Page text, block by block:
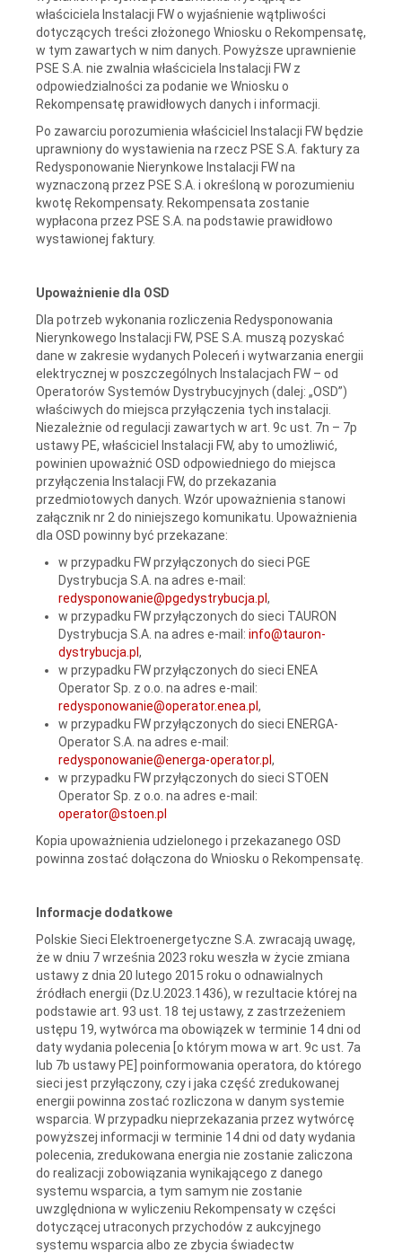
właściciela Instalacji FW o wyjaśnienie wątpliwości
dotyczących treści złożonego Wniosku o Rekompensatę,
w tym zawartych w nim danych. Powyższe uprawnienie
PSE S.A. nie zwalnia właściciela Instalacji FW z
odpowiedzialności za podanie we Wniosku o
Rekompensatę prawidłowych danych i informacji.
Po zawarciu porozumienia właściciel Instalacji FW będzie
uprawniony do wystawienia na rzecz PSE S.A. faktury za
Redysponowanie Nierynkowe Instalacji FW na
wyznaczoną przez PSE S.A. i określoną w porozumieniu
kwotę Rekompensaty. Rekompensata zostanie
wypłacona przez PSE S.A. na podstawie prawidłowo
wystawionej faktury.
Upoważnienie dla OSD
Dla potrzeb wykonania rozliczenia Redysponowania
Nierynkowego Instalacji FW, PSE S.A. muszą pozyskać
dane w zakresie wydanych Poleceń i wytwarzania energii
elektrycznej w poszczególnych Instalacjach FW – od
Operatorów Systemów Dystrybucyjnych (dalej: „OSD”)
właściwych do miejsca przyłączenia tych instalacji.
Niezależnie od regulacji zawartych w art. 9c ust. 7n – 7p
ustawy PE, właściciel Instalacji FW, aby to umożliwić,
powinien upoważnić OSD odpowiedniego do miejsca
przyłączenia Instalacji FW, do przekazania
przedmiotowych danych. Wzór upoważnienia stanowi
załącznik nr 2 do niniejszego komunikatu. Upoważnienia
dla OSD powinny być przekazane:
w przypadku FW przyłączonych do sieci PGE
Dystrybucja S.A. na adres e-mail:
redysponowanie@pgedystrybucja.pl ,
w przypadku FW przyłączonych do sieci TAURON
Dystrybucja S.A. na adres e-mail: info@tauron-
dystrybucja.pl ,
w przypadku FW przyłączonych do sieci ENEA
Operator Sp. z o.o. na adres e-mail:
redysponowanie@operator.enea.pl ,
w przypadku FW przyłączonych do sieci ENERGA-
Operator S.A. na adres e-mail:
redysponowanie@energa-operator.pl ,
w przypadku FW przyłączonych do sieci STOEN
Operator Sp. z o.o. na adres e-mail:
operator@stoen.pl
Kopia upoważnienia udzielonego i przekazanego OSD
powinna zostać dołączona do Wniosku o Rekompensatę.
Informacje dodatkowe
Polskie Sieci Elektroenergetyczne S.A. zwracają uwagę,
że w dniu 7 września 2023 roku weszła w życie zmiana
ustawy z dnia 20 lutego 2015 roku o odnawialnych
źródłach energii (Dz.U.2023.1436), w rezultacie której na
podstawie art. 93 ust. 18 tej ustawy, z zastrzeżeniem
ustępu 19, wytwórca ma obowiązek w terminie 14 dni od
daty wydania polecenia [o którym mowa w art. 9c ust. 7a
lub 7b ustawy PE] poinformowania operatora, do którego
sieci jest przyłączony, czy i jaka część zredukowanej
energii powinna zostać rozliczona w danym systemie
wsparcia. W przypadku nieprzekazania przez wytwórcę
powyższej informacji w terminie 14 dni od daty wydania
polecenia, zredukowana energia nie zostanie zaliczona
do realizacji zobowiązania wynikającego z danego
systemu wsparcia, a tym samym nie zostanie
uwzględniona w wyliczeniu Rekompensaty w części
dotyczącej utraconych przychodów z aukcyjnego
systemu wsparcia albo ze zbycia świadectw